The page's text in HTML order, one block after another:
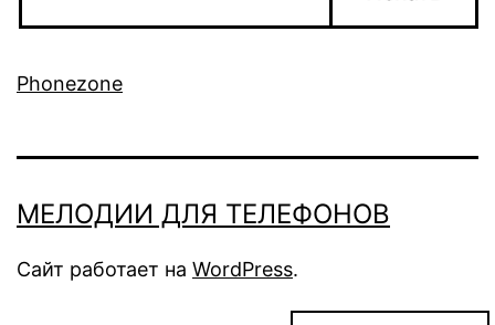
Phonezone
МЕЛОДИИ ДЛЯ ТЕЛЕФОНОВ
Сайт работает на WordPress.